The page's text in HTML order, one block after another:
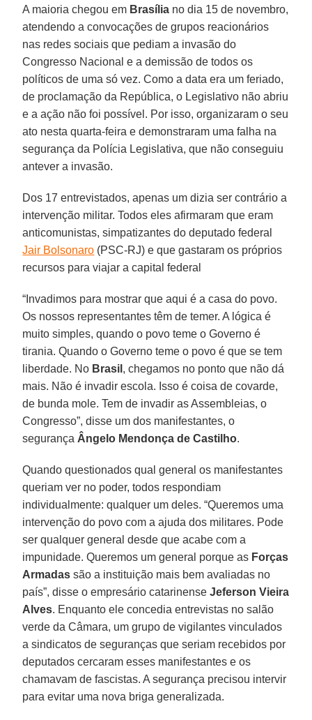
A maioria chegou em Brasília no dia 15 de novembro,
atendendo a convocações de grupos reacionários
nas redes sociais que pediam a invasão do
Congresso Nacional e a demissão de todos os
políticos de uma só vez. Como a data era um feriado,
de proclamação da República, o Legislativo não abriu
e a ação não foi possível. Por isso, organizaram o seu
ato nesta quarta-feira e demonstraram uma falha na
segurança da Polícia Legislativa, que não conseguiu
antever a invasão.
Dos 17 entrevistados, apenas um dizia ser contrário a
intervenção militar. Todos eles afirmaram que eram
anticomunistas, simpatizantes do deputado federal
Jair Bolsonaro (PSC-RJ) e que gastaram os próprios
recursos para viajar a capital federal
“Invadimos para mostrar que aqui é a casa do povo.
Os nossos representantes têm de temer. A lógica é
muito simples, quando o povo teme o Governo é
tirania. Quando o Governo teme o povo é que se tem
liberdade. No Brasil , chegamos no ponto que não dá
mais. Não é invadir escola. Isso é coisa de covarde,
de bunda mole. Tem de invadir as Assembleias, o
Congresso”, disse um dos manifestantes, o
segurança Ângelo Mendonça de Castilho.
Quando questionados qual general os manifestantes
queriam ver no poder, todos respondiam
individualmente: qualquer um deles. “Queremos uma
intervenção do povo com a ajuda dos militares. Pode
ser qualquer general desde que acabe com a
impunidade. Queremos um general porque as Forças
Armadas são a instituição mais bem avaliadas no
país”, disse o empresário catarinenseJeferson Vieira
Alves. Enquanto ele concedia entrevistas no salão
verde da Câmara, um grupo de vigilantes vinculados
a sindicatos de seguranças que seriam recebidos por
deputados cercaram esses manifestantes e os
chamavam de fascistas. A segurança precisou intervir
para evitar uma nova briga generalizada.